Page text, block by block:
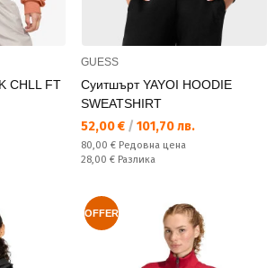
CHLL FT
GUESS
Суитшърт YAYOI HOODIE
SWEATSHIRT
Текуща цена:
52,00 € / 101,70 лв.
Редовна цена:
80,00 € Редовна цена
Спестявате:
28,00 € Разлика
OFFER